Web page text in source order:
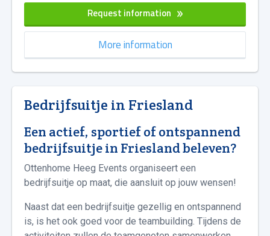
Request information
More information
Bedrijfsuitje in Friesland
Een actief, sportief of ontspannend
bedrijfsuitje in Friesland beleven?
Ottenhome Heeg Events organiseert een
bedrijfsuitje op maat, die aansluit op jouw wensen!
Naast dat een bedrijfsuitje gezellig en ontspannend
is, is het ook goed voor de teambuilding. Tijdens de